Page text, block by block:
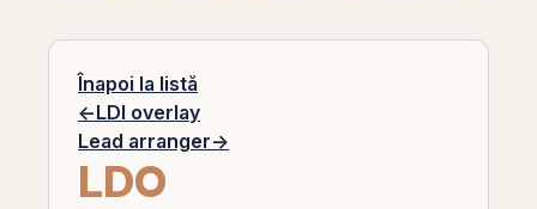
Înapoi la listă
←LDI overlay
Lead arranger→
LDO